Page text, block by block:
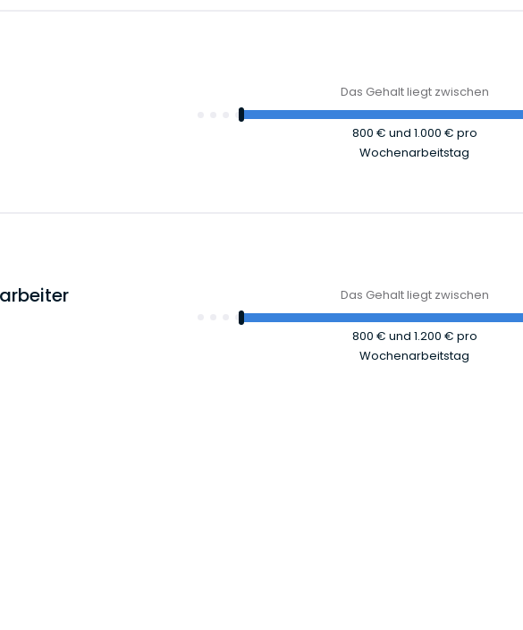
Das Gehalt liegt zwischen
800 € und 1.000 € pro
Wochenarbeitstag
Das Gehalt liegt zwischen
800 € und 1.200 € pro
Wochenarbeitstag